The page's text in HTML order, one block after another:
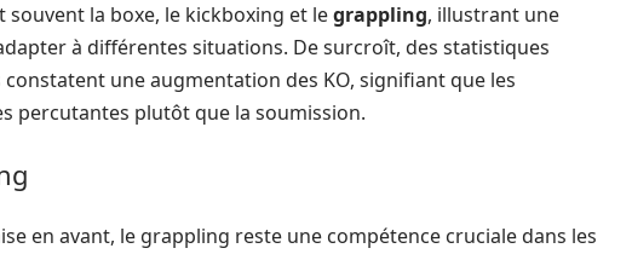
la boxe, le kickboxing et legrappling, illustrant une
à différentes situations. De surcroît, des statistiques
une augmentation des KO, signifiant que les
percutantes plutôt que la soumission.
en avant, le grappling reste une compétence cruciale dans les